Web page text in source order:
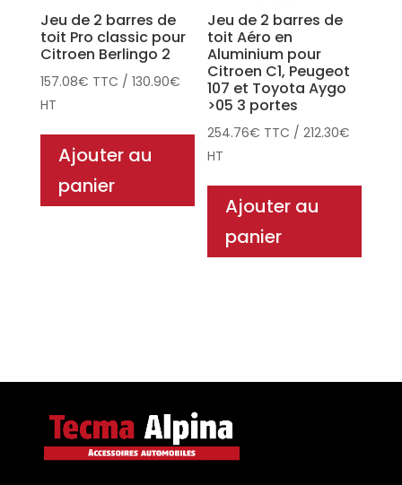
Jeu de 2 barres de
toit Pro classic pour
Citroen Berlingo 2
157.08€ TTC / 130.90€
HT
Ajouter au
panier
Jeu de 2 barres de
toit Aéro en
Aluminium pour
Citroen C1, Peugeot
107 et Toyota Aygo
>05 3 portes
254.76€ TTC /212.30€
HT
Ajouter au
panier